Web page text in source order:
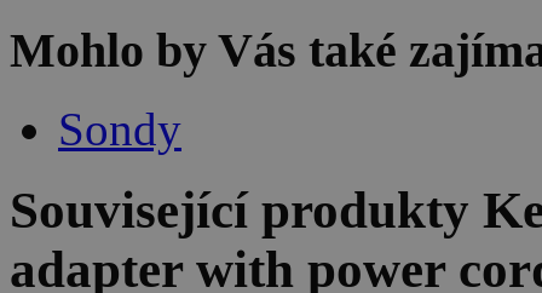
Mohlo by Vás také
Sondy
Související produkty
adapter with power